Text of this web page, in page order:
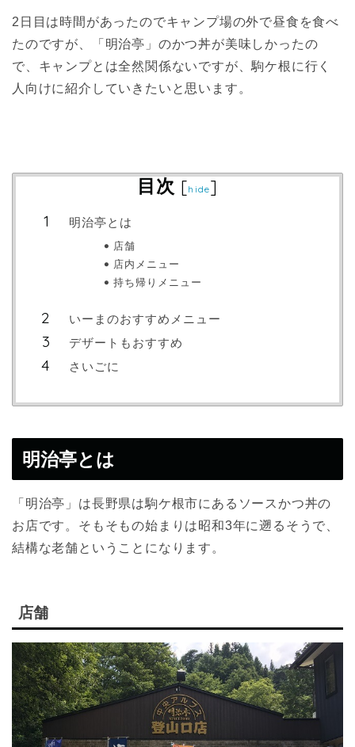
2日目は時間があったのでキャンプ場の外で昼食を食べ
たのですが、「明治亭」のかつ丼が美味しかったの
で、キャンプとは全然関係ないですが、駒ケ根に行く
人向けに紹介していきたいと思います。
目次 [hide]
明治亭とは
店舗
店内メニュー
持ち帰りメニュー
いーまのおすすめメニュー
デザートもおすすめ
さいごに
明治亭とは
「明治亭」は長野県は駒ケ根市にあるソースかつ丼の
お店です。そもそもの始まりは昭和3年に遡るそうで、
結構な老舗ということになります。
店舗